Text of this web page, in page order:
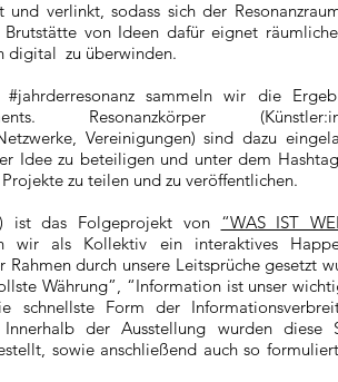
und verlinkt, sodass sich der
Brutstätte von Ideen dafür eignet
digital zu überwinden.
sammeln wir die
Resonanzkörper
Vereinigungen) sind dazu
Idee zu beteiligen und unter dem
zu teilen und zu veröffentlichen.
ist das Folgeprojekt von “WAS IST
wir als Kollektiv ein interaktives
durch unsere Leitsprüche gesetzt
Währung”, “Information ist unser
schnellste Form der
der Ausstellung wurden diese
sowie anschließend auch so